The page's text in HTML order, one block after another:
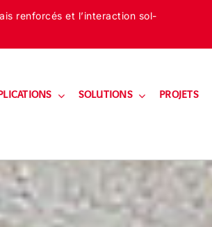
renforcés et l’interaction sol-
SOLUTIONS PROJETS